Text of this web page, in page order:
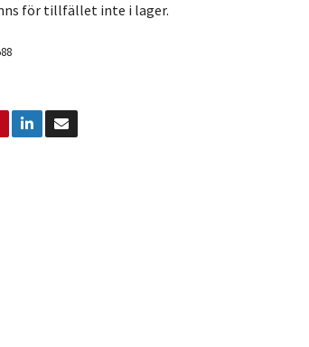
för tillfället inte i lager.